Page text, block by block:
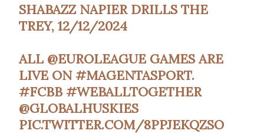
SHABAZZ NAPIER DRILLS THE
TREY, 12/12/2024
ALL @EUROLEAGUE GAMES ARE
LIVE ON#MAGENTASPORT.
#FCBB #WEBALLTOGETHER
@GLOBALHUSKIES
PIC.TWITTER.COM/8PPJEKQZSO